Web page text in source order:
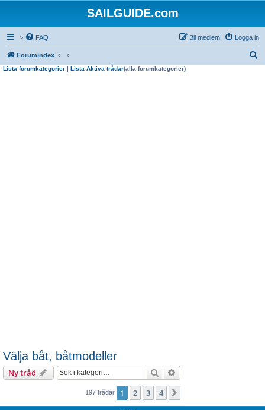
SAILGUIDE.com
> FAQ Logga in
Bli medlem
Forumindex
Lista forumkategorier | Lista Aktiva trådar(alla forumkategorier)
Välja båt, båtmodeller
Ny tråd Sök
197 trådar 1 2 3 4